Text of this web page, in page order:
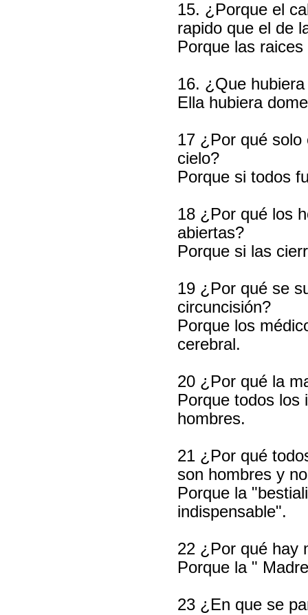
15. ¿Porque el
rapido que el de
Porque las
16. ¿Que
Ella hubiera
17 ¿Por qué solo
cielo?
Porque si todos
18 ¿Por qué los
abiertas?
Porque si las
19 ¿Por qué se
circuncisión?
Porque los
cerebral.
20 ¿Por qué la
Porque todos los
hombres.
21 ¿Por qué
son hombres y
Porque la
indispensable".
22 ¿Por qué hay
Porque la "
23 ¿En que se